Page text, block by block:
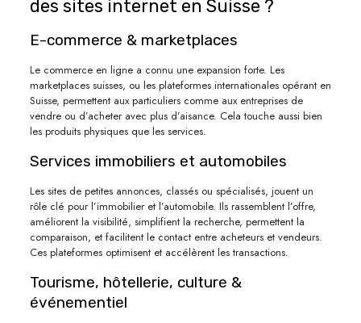
des sites internet en Suisse ?
E-commerce & marketplaces
Le commerce en ligne a connu une expansion forte. Les
marketplaces suisses, ou les plateformes internationales opérant en
Suisse, permettent aux particuliers comme aux entreprises de
vendre ou d’acheter avec plus d’aisance. Cela touche aussi bien
les produits physiques que les services.
Services immobiliers et automobiles
Les sites de petites annonces, classés ou spécialisés, jouent un
rôle clé pour l’immobilier et l’automobile. Ils rassemblent l’offre,
améliorent la visibilité, simplifient la recherche, permettent la
comparaison, et facilitent le contact entre acheteurs et vendeurs.
Ces plateformes optimisent et accélèrent les transactions.
Tourisme, hôtellerie, culture &
événementiel